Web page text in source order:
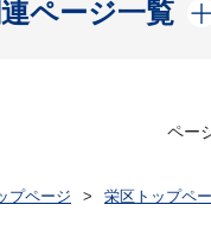
ページ一覧
ペー
プページ
栄区トップペ